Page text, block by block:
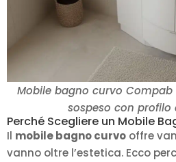
Mobile bagno curvo Compab
sospeso con
Perché Scegliere un Mobile
Il mobile bagno curvo offre
vanno oltre l’estetica. Ecco